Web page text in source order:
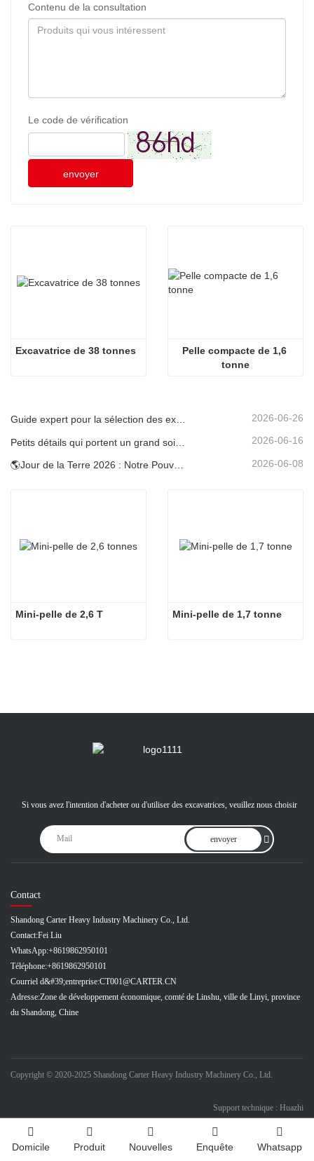
Contenu de la consultation
Le code de vérification
envoyer
Excavatrice de 38 tonnes
Pelle compacte de 1,6
tonne
Guide expert pour la sélection des excavatrices Carter (0,6 t à 60 t) pour une efficacité optimale sur le chantier 2026-06-26
2026-06-16
2026-06-08
Mini-pelle de 2,6 T Mini-pelle de 1,7 tonne
Si vous avez l'intention d'acheter ou d'utiliser des excavatrices, veuillez nous choisir
envoyer
Contact
Shandong Carter Heavy Industry Machinery Co., Ltd.
Contact:Fei Liu
WhatsApp:+8619862950101
Téléphone:+8619862950101
Courriel d&#39;entreprise:CT001@CARTER.CN
Adresse:Zone de développement économique, comté de Linshu, ville de Linyi, province
du Shandong, Chine
Copyright © 2020-2025 Shandong Carter Heavy Industry Machinery Co., Ltd.
Support technique : Huazhi
Domicile Produit Nouvelles Enquête Whatsapp